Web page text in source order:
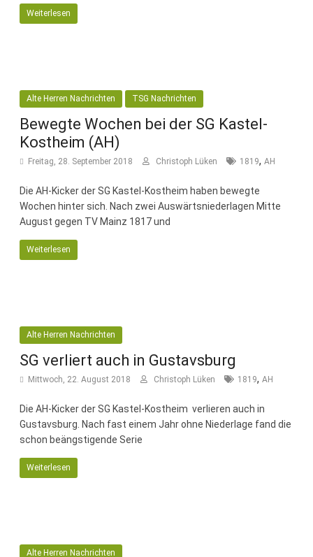
Weiterlesen
Alte Herren Nachrichten TSG Nachrichten
Bewegte Wochen bei der SG Kastel-
Kostheim (AH)
Freitag, 28. September 2018 Christoph Lüken 1819,AH
Die AH-Kicker der SG Kastel-Kostheim haben bewegte
Wochen hinter sich. Nach zwei Auswärtsniederlagen Mitte
August gegen TV Mainz 1817 und
Weiterlesen
Alte Herren Nachrichten
SG verliert auch in Gustavsburg
Mittwoch, 22. August 2018 Christoph Lüken 1819,AH
Die AH-Kicker der SG Kastel-Kostheim verlieren auch in
Gustavsburg. Nach fast einem Jahr ohne Niederlage fand die
schon beängstigende Serie
Weiterlesen
Alte Herren Nachrichten